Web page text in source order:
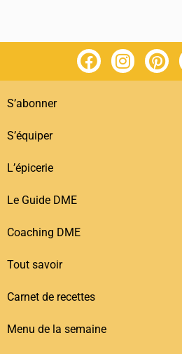
S’abonner
S’équiper
L’épicerie
Le Guide DME
Coaching DME
Tout savoir
Carnet de recettes
Menu de la semaine